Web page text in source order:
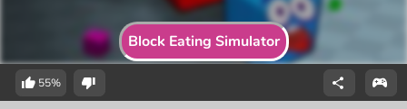
Block Eating Simulator
55%